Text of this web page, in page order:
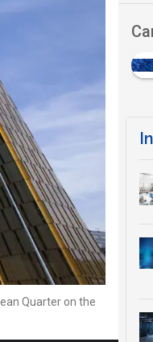
Quarter on the